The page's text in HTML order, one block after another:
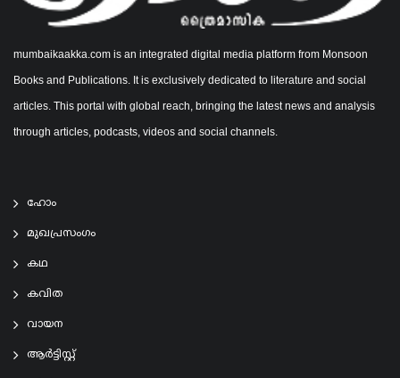
mumbaikaakka.com is an integrated digital media platform from Monsoon
Books and Publications. It is exclusively dedicated to literature and social
articles. This portal with global reach, bringing the latest news and analysis
through articles, podcasts, videos and social channels.
ഹോം
മുഖപ്രസംഗം
കഥ
കവിത
വായന
ആര്‍ട്ടിസ്റ്റ്